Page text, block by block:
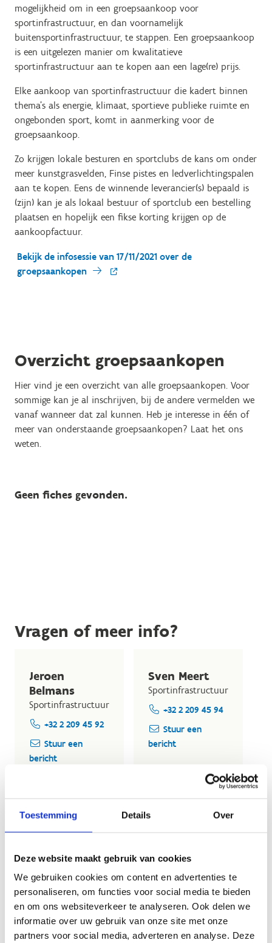
Toestemming Details Over
Deze website maakt gebruik van cookies
We gebruiken cookies om content en advertenties te
personaliseren, om functies voor social media te bieden
en om ons websiteverkeer te analyseren. Ook delen we
informatie over uw gebruik van onze site met onze
partners voor social media, adverteren en analyse. Deze
mogelijkheid om in een groepsaankoop voor
sportinfrastructuur, en dan voornamelijk
buitensportinfrastructuur, te stappen. Een groepsaankoop
is een uitgelezen manier om kwalitatieve
sportinfrastructuur aan te kopen aan een lage(re) prijs.
Elke aankoop van sportinfrastructuur die kadert binnen
thema's als energie, klimaat, sportieve publieke ruimte en
ongebonden sport, komt in aanmerking voor de
groepsaankoop.
Zo krijgen lokale besturen en sportclubs de kans om onder
meer kunstgrasvelden, Finse pistes en ledverlichtingspalen
aan te kopen. Eens de winnende leverancier(s) bepaald is
(zijn) kan je als lokaal bestuur of sportclub een bestelling
plaatsen en hopelijk een fikse korting krijgen op de
aankoopfactuur.
Bekijk de infosessie van 17/11/2021 over de
groepsaankopen
Overzicht groepsaankopen
Hier vind je een overzicht van alle groepsaankopen. Voor
sommige kan je al inschrijven, bij de andere vermelden we
vanaf wanneer dat zal kunnen. Heb je interesse in één of
meer van onderstaande groepsaankopen? Laat het ons
weten.
Geen fiches gevonden.
Vragen of meer info?
Jeroen
Belmans
Sportinfrastructuur
+32 2 209 45 92
Stuur een
bericht
Sven Meert
Sportinfrastructuur
+32 2 209 45 94
Stuur een
bericht
Ook interessant voor jou